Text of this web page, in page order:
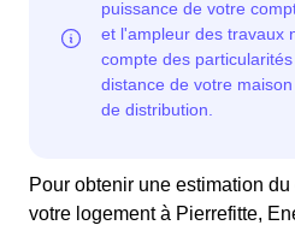
Pour obtenir une estimation
votre logement à Pierrefitte,